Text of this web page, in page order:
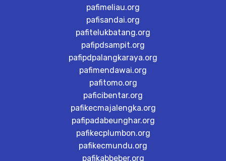
pafimeliau.org
pafisandai.org
pafitelukbatang.org
pafipdsampit.org
pafipdpalangkaraya.org
pafimendawai.org
pafitomo.org
paficibentar.org
pafikecmajalengka.org
pafipadabeunghar.org
pafikecplumbon.org
pafikecmundu.org
pafikabbeber.org